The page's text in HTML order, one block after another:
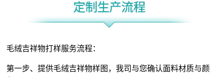
毛绒吉祥物打样服务流程：
第一步、提供毛绒吉祥物样图，我司与您确认面料材质与颜